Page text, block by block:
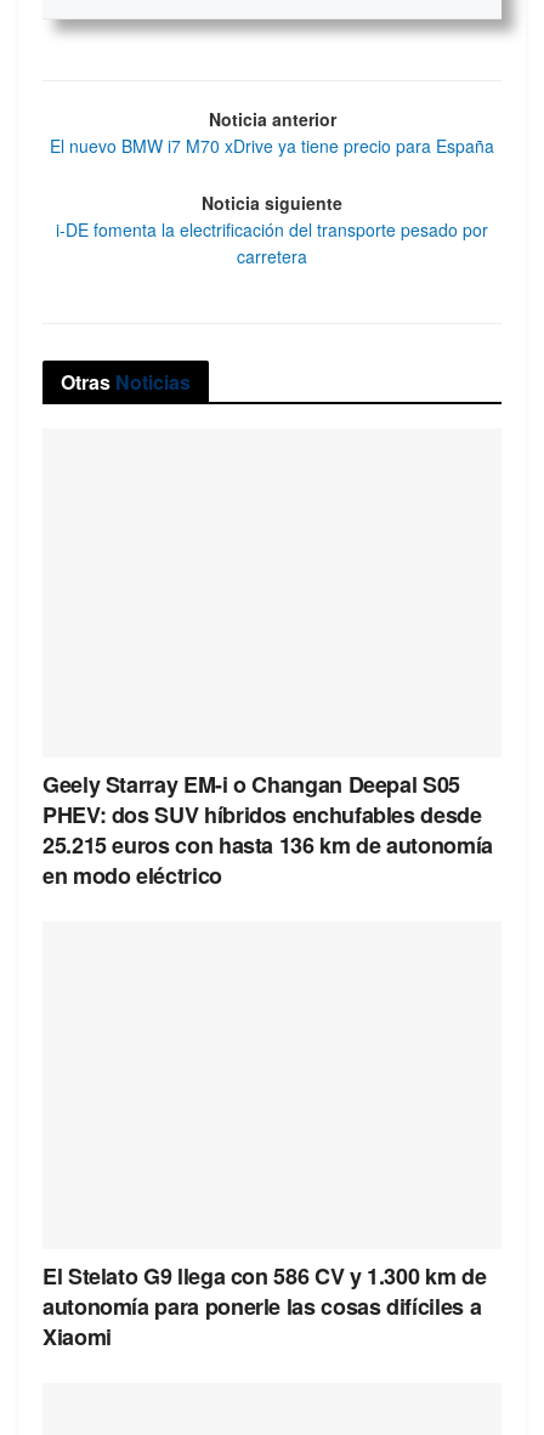
Noticia anterior
El nuevo BMW i7 M70 xDrive ya tiene precio para España
Noticia siguiente
i-DE fomenta la electrificación del transporte pesado por
carretera
Otras Noticias
Geely Starray EM-i o Changan Deepal S05
PHEV: dos SUV híbridos enchufables desde
25.215 euros con hasta 136 km de autonomía
en modo eléctrico
El Stelato G9 llega con 586 CV y 1.300 km de
autonomía para ponerle las cosas difíciles a
Xiaomi